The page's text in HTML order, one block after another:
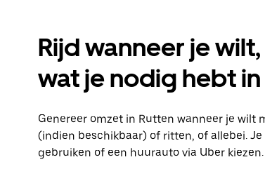
Rijd wanneer je
wat je nodig hebt
Genereer omzet in Rutten wanneer je wilt
(indien beschikbaar) of ritten, of allebei.
gebruiken of een huurauto via Uber kiezen.